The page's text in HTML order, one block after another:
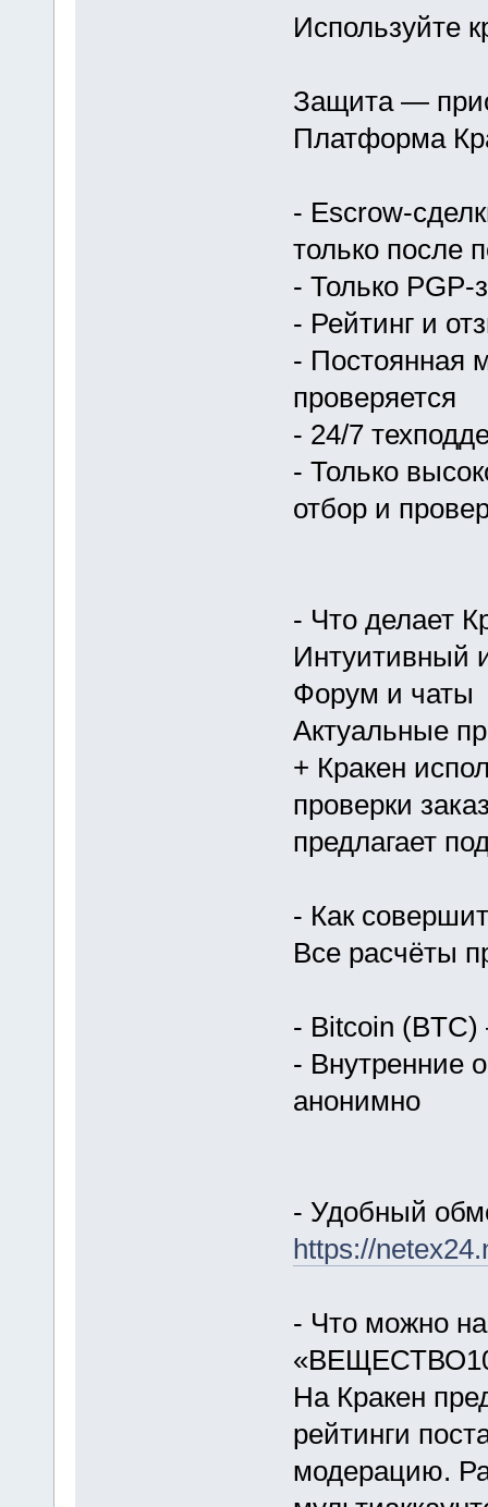
Используйте
Защита —
Платформа
- Escrow-
только после
- Только
- Рейтинг и
- Постоянная
проверяется
- 24/7
- Только
отбор и
- Что делает
Интуитивный
Форум и чаты
Актуальные
+ Кракен
проверки
предлагает
- Как
Все расчёты
- Bitcoin
- Внутренние
анонимно
- Удобный
https://
- Что можно
На Кракен
рейтинги
модерацию.